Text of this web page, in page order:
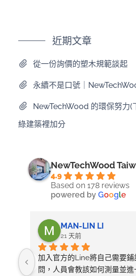
近期文章
從一份詢價的塑木規範談起
永續不是口號｜
NewTechWood 的環保努力(
綠建築裡加分
NewTechWood
4.9
Based on 178 reviews
powered byGoogle
MAN-LIN LI
21 天前
加入官方的Line將自己需要
問，人員會教該如何測量並